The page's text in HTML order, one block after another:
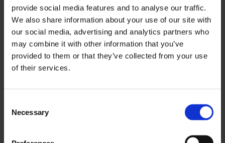
provide social media features and to analyse our traffic.
We also share information about your use of our site with
our social media, advertising and analytics partners who
may combine it with other information that you’ve
provided to them or that they’ve collected from your use
of their services.
Selection
Necessary